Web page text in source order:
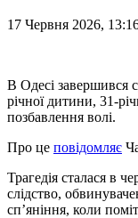
17 Червня 2026,
В Одесі завершився
річної дитини, 31-
позбавлення волі.
Про це повідомляє
Трагедія сталася в
слідство,
сп’яніння, коли